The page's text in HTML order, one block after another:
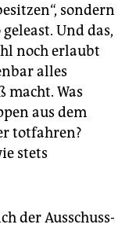
sondern
Und das,
noch erlaubt
alles
macht. Was
aus dem
totfahren?
stets
der Ausschuss-